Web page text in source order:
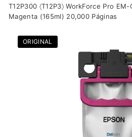
T12P300 〈T12P3〉 WorkForce Pro
Magenta (165ml) 20,000 Páginas
ORIGINAL